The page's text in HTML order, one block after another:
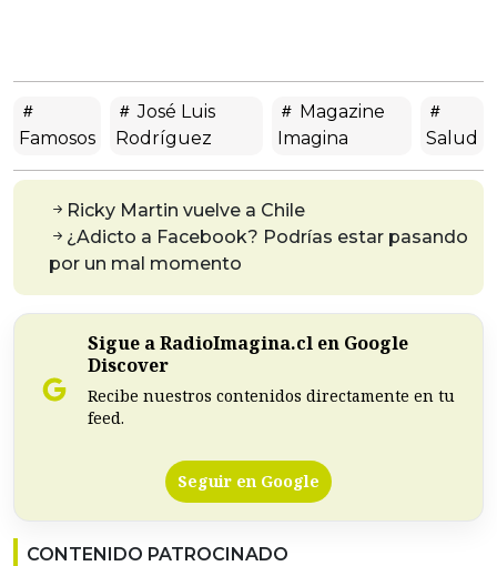
Famosos
José Luis
Rodríguez
Magazine
Imagina
Salud
Ricky Martin vuelve a Chile
¿Adicto a Facebook? Podrías estar pasando
por un mal momento
Sigue a RadioImagina.cl en Google
Discover
Recibe nuestros contenidos directamente en tu
feed.
Seguir en Google
CONTENIDO PATROCINADO